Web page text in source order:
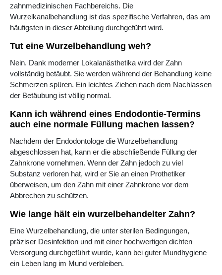
zahnmedizinischen Fachbereichs. Die
Wurzelkanalbehandlung ist das spezifische Verfahren, das am
häufigsten in dieser Abteilung durchgeführt wird.
Tut eine Wurzelbehandlung weh?
Nein. Dank moderner Lokalanästhetika wird der Zahn
vollständig betäubt. Sie werden während der Behandlung keine
Schmerzen spüren. Ein leichtes Ziehen nach dem Nachlassen
der Betäubung ist völlig normal.
Kann ich während eines Endodontie-Termins
auch eine normale Füllung machen lassen?
Nachdem der Endodontologe die Wurzelbehandlung
abgeschlossen hat, kann er die abschließende Füllung der
Zahnkrone vornehmen. Wenn der Zahn jedoch zu viel
Substanz verloren hat, wird er Sie an einen Prothetiker
überweisen, um den Zahn mit einer Zahnkrone vor dem
Abbrechen zu schützen.
Wie lange hält ein wurzelbehandelter Zahn?
Eine Wurzelbehandlung, die unter sterilen Bedingungen,
präziser Desinfektion und mit einer hochwertigen dichten
Versorgung durchgeführt wurde, kann bei guter Mundhygiene
ein Leben lang im Mund verbleiben.